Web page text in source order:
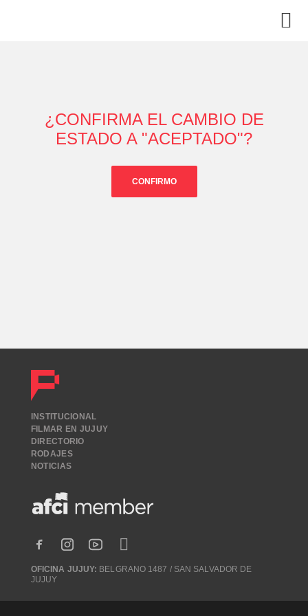
¿CONFIRMA EL CAMBIO DE
ESTADO A "ACEPTADO"?
CONFIRMO
INSTITUCIONAL
FILMAR EN JUJUY
DIRECTORIO
RODAJES
NOTICIAS
OFICINA JUJUY: BELGRANO 1487 / SAN SALVADOR DE
JUJUY